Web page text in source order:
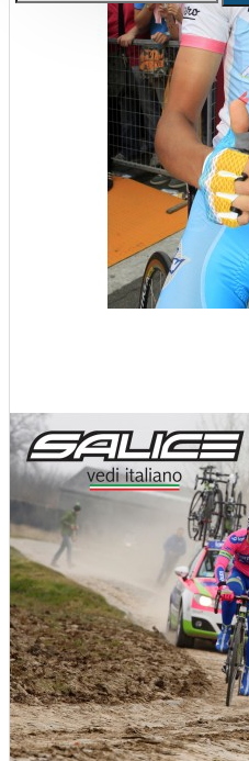
Kerékpár állvány,
szerelő állvány,
berendezés
Állvány, tároló, fali
Szerelő állványok
Cipő, kerékpáros cipő
Kamásli
Kesztyű
Kombó ajánlatok
Sí és snowboard
Sí és snowboard
Sí és snowboard